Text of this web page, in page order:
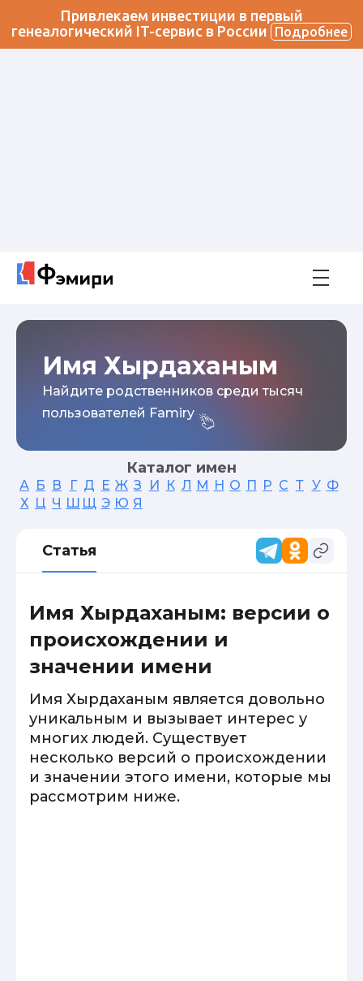
Привлекаем инвестиции в первый
генеалогический IT-сервис в России
Подробнее
Имя Хырдаханым
Найдите родственников среди тысяч
пользователей Famiry
Каталог имен
А Б В Г Д Е Ж З И К Л М Н О П Р С Т У Ф
Х Ц Ч Ш Щ Э Ю Я
Статья
Имя Хырдаханым: версии о
происхождении и
значении имени
Имя Хырдаханым является довольно
уникальным и вызывает интерес у
многих людей. Существует
несколько версий о происхождении
и значении этого имени, которые мы
рассмотрим ниже.